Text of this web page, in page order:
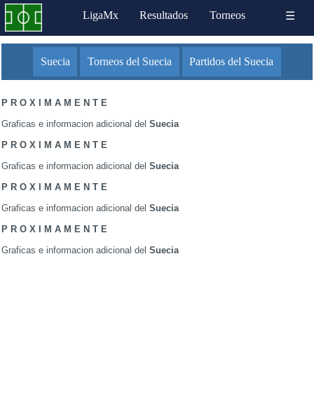
LigaMx Resultados Torneos ☰
Suecia Torneos del Suecia Partidos del Suecia
P R O X I M A M E N T E
Graficas e informacion adicional delSuecia
P R O X I M A M E N T E
Graficas e informacion adicional delSuecia
P R O X I M A M E N T E
Graficas e informacion adicional delSuecia
P R O X I M A M E N T E
Graficas e informacion adicional delSuecia